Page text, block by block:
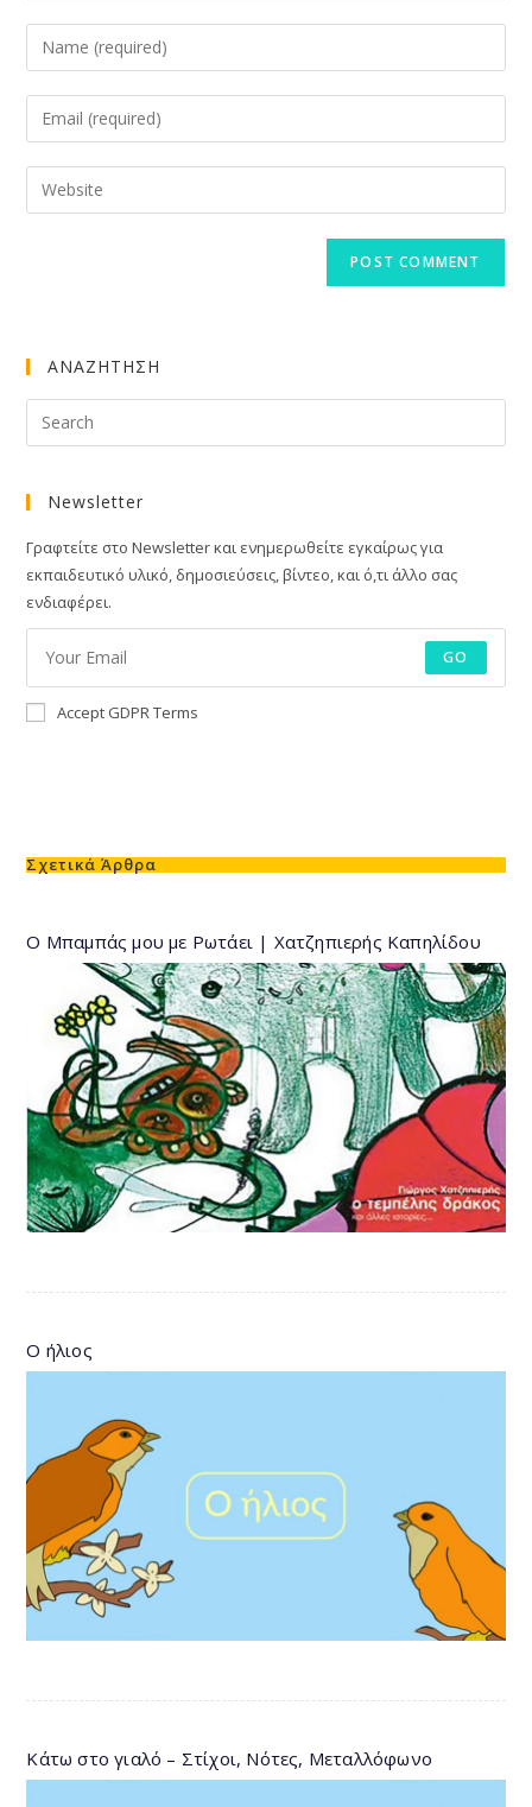
Enter
your
name
to
comment
Enter
your
email
address
Enter
your
ΑΝΑΖΗΤΗΣΗ
Newsletter
Γραφτείτε στο Newsletter και ενημερωθείτε εγκαίρως για
εκπαιδευτικό υλικό, δημοσιεύσεις, βίντεο, και ό,τι άλλο σας
ενδιαφέρει.
GO
Accept GDPR Terms
Σχετικά Άρθρα
Ο Μπαμπάς μου με Ρωτάει | Χατζηπιερής Καπηλίδου
Ο ήλιος
Κάτω στο γιαλό – Στίχοι, Νότες, Μεταλλόφωνο